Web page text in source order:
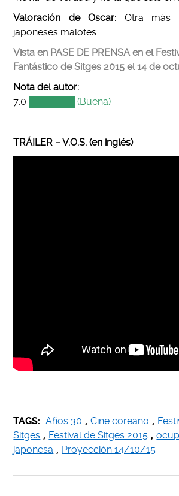
Valoración de Oscar: Otra más
japoneses malotes.
Vista en PASE DE PRENSA en el
Fantástico de Sitges 2015 el 14 de
Nota del autor:
7,0
███████ (Buena)
TRÁILER – V.O.S. (en inglés)
TAGS: Años 30 , Cine coreano ,
Sitges , Festival de Sitges 2015 ,
japonesa , Proyección 14/10/15